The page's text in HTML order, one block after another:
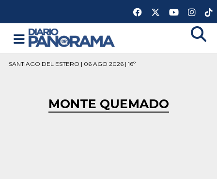
SANTIAGO DEL ESTERO | 06 AGO 2026 | 16º
MONTE QUEMADO